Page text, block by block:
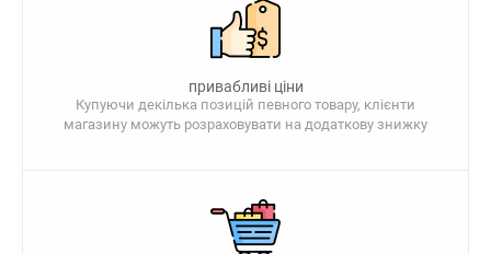
привабливі ціни
Купуючи декілька позицій певного товару, клієнти
магазину можуть розраховувати на додаткову знижку